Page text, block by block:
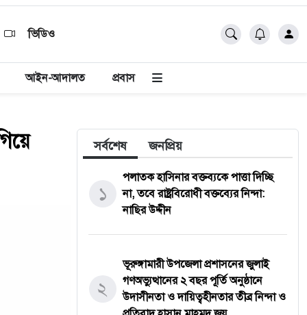
ভিডিও
আইন-আদালত প্রবাস
সর্বশেষ জনপ্রিয়
১
পলাতক হাসিনার বক্তব্যকে পাত্তা দিচ্ছি
না, তবে রাষ্ট্রবিরোধী বক্তব্যের নিন্দা:
নাছির উদ্দীন
২
ভূরুঙ্গামারী উপজেলা প্রশাসনের জুলাই
গণঅভ্যুত্থানের ২ বছর পূর্তি অনুষ্ঠানে
উদাসীনতা ও দায়িত্বহীনতার তীব্র নিন্দা ও